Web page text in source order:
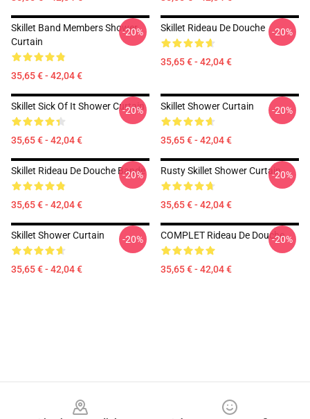
Skillet Band Members Shower
Curtain
35,65 € - 42,04 €
-20% Skillet Rideau De Douche
35,65 € - 42,04 €
-20%
Skillet Sick Of It Shower Curtain
35,65 € - 42,04 €
-20% Skillet Shower Curtain
35,65 € - 42,04 €
-20%
Skillet Rideau De Douche Bande
35,65 € - 42,04 €
-20% Rusty Skillet Shower Curtain
35,65 € - 42,04 €
-20%
Skillet Shower Curtain
35,65 € - 42,04 €
-20% COMPLET Rideau De Douche
35,65 € - 42,04 €
-20%